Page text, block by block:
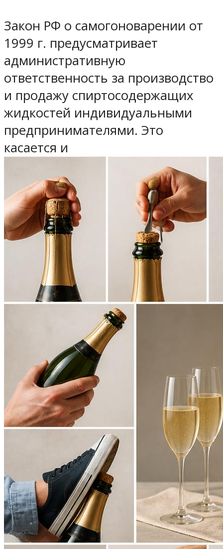
Закон РФ о самогоноварении от
1999 г. предусматривает
административную
ответственность за производство
и продажу спиртосодержащих
жидкостей индивидуальными
предпринимателями. Это
касается и